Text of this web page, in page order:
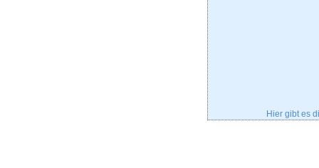
Hier gibt es